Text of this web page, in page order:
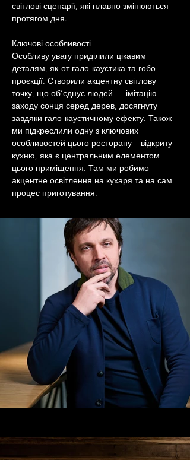
світлові сценарії, які плавно змінюються
протягом дня.
Ключові особливості
Особливу увагу приділили цікавим
деталям, як-от гало-каустика та гобо-
проєкції. Створили акцентну світлову
точку, що об’єднує людей — імітацію
заходу сонця серед дерев, досягнуту
завдяки гало-каустичному ефекту. Також
ми підкреслили одну з ключових
особливостей цього ресторану – відкриту
кухню, яка є центральним елементом
цього приміщення. Там ми робимо
акцентне освітлення на кухаря та на сам
процес приготування.